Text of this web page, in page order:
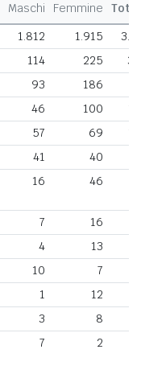
Maschi Femmine
1.812 1.915
114 225
93 186
46 100
57 69
41 40
16 46
7 16
4 13
10 7
1 12
3 8
7 2